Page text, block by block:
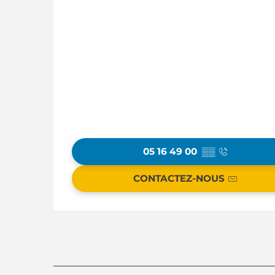
05 16 49 00 ▒▒
CONTACTEZ-NOUS